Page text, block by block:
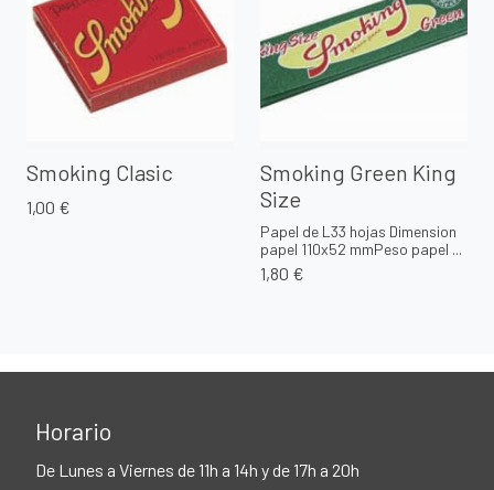
Smoking Clasic
1,00 €
Smoking Green King
Size
Papel de L33 hojas Dimension
papel 110x52 mmPeso papel ...
1,80 €
Horario
De Lunes a Viernes de 11h a 14h y de 17h a 20h